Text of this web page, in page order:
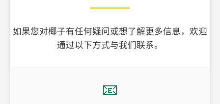
如果您对椰子有任何疑问或想了解更多信息，欢迎
通过以下方式与我们联系。
📧